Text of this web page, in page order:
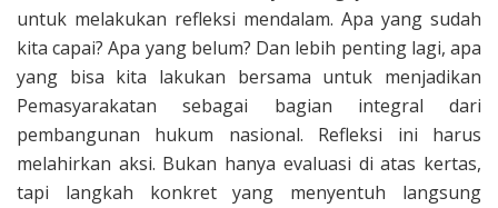
untuk melakukan refleksi mendalam. Apa yang sudah
kita capai? Apa yang belum? Dan lebih penting lagi, apa
yang bisa kita lakukan bersama untuk menjadikan
Pemasyarakatan sebagai bagian integral dari
pembangunan hukum nasional. Refleksi ini harus
melahirkan aksi. Bukan hanya evaluasi di atas kertas,
tapi langkah konkret yang menyentuh langsung